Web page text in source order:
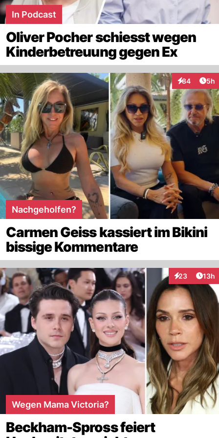
In Podcast
Oliver Pocher schiesst wegen
Kinderbetreuung gegen Ex
84
Interaktionen
5h
Nachgeholfen?
Carmen Geiss kassiert im Bikini
bissige Kommentare
23
Interaktionen
13h
Wegen Mama Victoria?
Beckham-Spross feiert